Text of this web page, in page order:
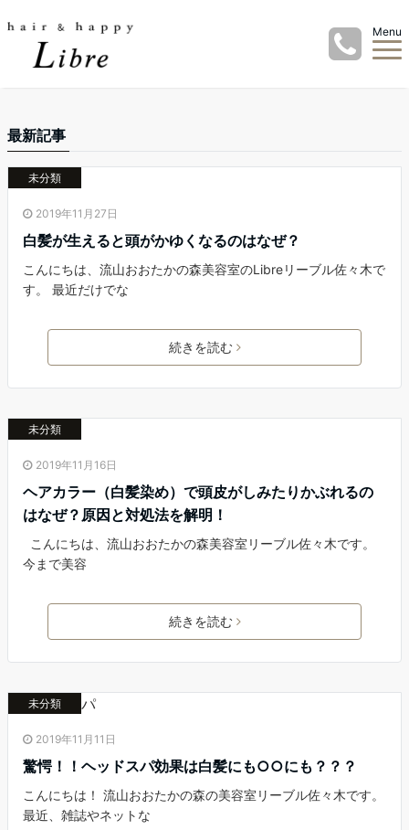
Menu
最新記事
未分類
2019年11月27日
白髪が生えると頭がかゆくなるのはなぜ？
こんにちは、流山おおたかの森美容室のLibreリーブル佐々木で
す。 最近だけでな
続きを読む
未分類
2019年11月16日
ヘアカラー（白髪染め）で頭皮がしみたりかぶれるの
はなぜ？原因と対処法を解明！
こんにちは、流山おおたかの森美容室リーブル佐々木です。
今まで美容
続きを読む
未分類
2019年11月11日
驚愕！！ヘッドスパ効果は白髪にも○○にも？？？
こんにちは！ 流山おおたかの森の美容室リーブル佐々木です。
最近、雑誌やネットな